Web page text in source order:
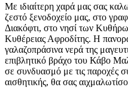
Με ιδιαίτερη χαρά μας σας
ζεστό ξενοδοχείο μας, στο
Διακόφτι, στο νησί των
Κυθέρειας Αφροδίτης. Η
γαλαζοπράσινα νερά της
επιβλητικό βράχο του Κάβο
σε συνδυασμό με τις παροχές
αισθητικής, θα σας